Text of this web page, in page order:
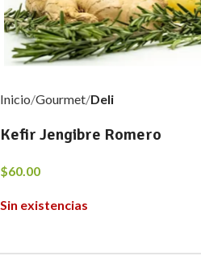
Inicio Gourmet Deli
Kefir Jengibre Romero
$60.00
Sin existencias